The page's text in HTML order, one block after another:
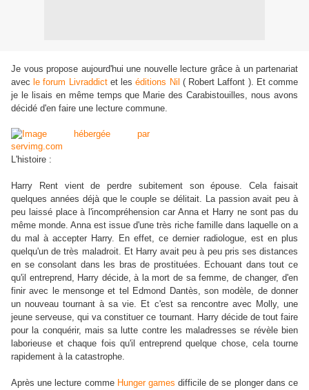
Je vous propose aujourd'hui une nouvelle lecture grâce à un partenariat
avec le forum Livraddict et les éditions Nil ( Robert Laffont ). Et comme
je le lisais en même temps que Marie des Carabistouilles, nous avons
décidé d'en faire une lecture commune.
L'histoire :
Harry Rent vient de perdre subitement son épouse. Cela faisait
quelques années déjà que le couple se délitait. La passion avait peu à
peu laissé place à l'incompréhension car Anna et Harry ne sont pas du
même monde. Anna est issue d'une très riche famille dans laquelle on a
du mal à accepter Harry. En effet, ce dernier radiologue, est en plus
quelqu'un de très maladroit. Et Harry avait peu à peu pris ses distances
en se consolant dans les bras de prostituées. Echouant dans tout ce
qu'il entreprend, Harry décide, à la mort de sa femme, de changer, d'en
finir avec le mensonge et tel Edmond Dantès, son modèle, de donner
un nouveau tournant à sa vie. Et c'est sa rencontre avec Molly, une
jeune serveuse, qui va constituer ce tournant. Harry décide de tout faire
pour la conquérir, mais sa lutte contre les maladresses se révèle bien
laborieuse et chaque fois qu'il entreprend quelque chose, cela tourne
rapidement à la catastrophe.
Après une lecture comme Hunger games difficile de se plonger dans ce